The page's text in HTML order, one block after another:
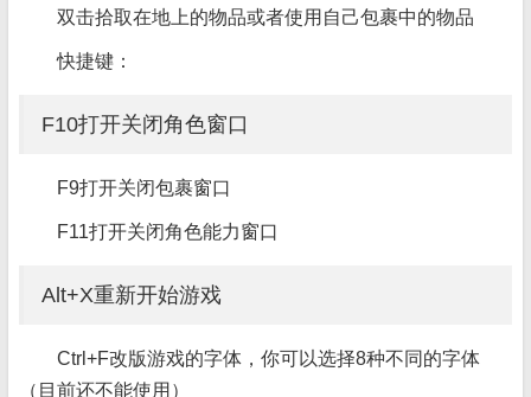
双击拾取在地上的物品或者使用自己包裹中的物品
快捷键：
F10打开关闭角色窗口
F9打开关闭包裹窗口
F11打开关闭角色能力窗口
Alt+X重新开始游戏
Ctrl+F改版游戏的字体，你可以选择8种不同的字体
（目前还不能使用）